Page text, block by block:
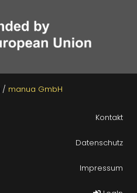
/ manua GmbH
Kontakt
Datenschutz
Impressum